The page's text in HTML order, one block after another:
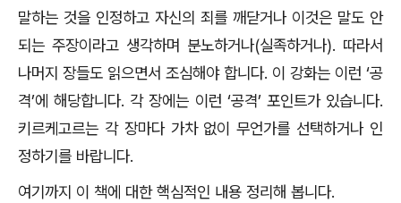
말하는 것을 인정하고 자신의 죄를 깨닫거나 이것은 말도 안
되는 주장이라고 생각하며 분노하거나(실족하거나). 따라서
나머지 장들도 읽으면서 조심해야 합니다. 이 강화는 이런 ‘공
격’에 해당합니다. 각 장에는 이런 ‘공격’ 포인트가 있습니다.
키르케고르는 각 장마다 가차 없이 무언가를 선택하거나 인
정하기를 바랍니다.
여기까지 이 책에 대한 핵심적인 내용 정리해 봅니다.